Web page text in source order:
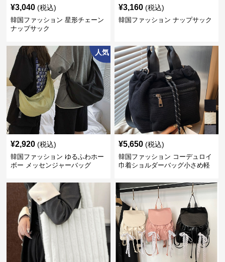
¥3,040 (税込)
韓国ファッション 星形チェーン
ナップサック
¥3,160 (税込)
韓国ファッション ナップサック
人気
¥2,920 (税込)
韓国ファッション ゆるふわホー
ボー メッセンジャーバッグ
¥5,650 (税込)
韓国ファッション コーデュロイ
巾着ショルダーバッグ小さめ軽